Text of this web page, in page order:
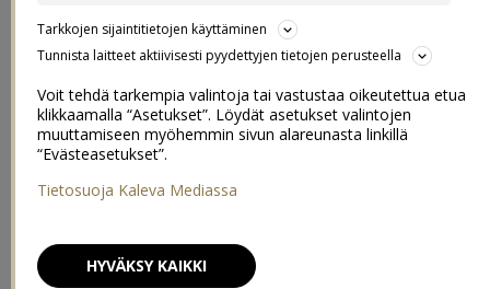
sitähän se on, kun työajat ovat epäsäännölliset ja viikkorytmi hiukan
perinteistä kiemuraisempi.
puolelta kokosin hiukan kuvasaldoa alkuviikon tapahtumista
ja jutuista. Paljon on mahtunut pariin päivään. On käyty
kasvohoidossa ja treenattu, laitettu kynnet kuntoon ja leivottu.
Siivousta ja kauppareissua, hammastarkastusta ja pyykinpesua.
Tarkkojen sijaintitietojen käyttäminen
Tunnista laitteet aktiivisesti pyydettyjen tietojen perusteella
Voit tehdä tarkempia valintoja tai vastustaa oikeutettua etua
klikkaamalla “Asetukset”. Löydät asetukset valintojen
muuttamiseen myöhemmin sivun alareunasta linkillä
“Evästeasetukset”.
Tietosuoja Kaleva Mediassa
HYVÄKSY KAIKKI